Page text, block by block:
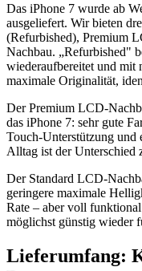
Das iPhone 7 wurde ab
ausgeliefert. Wir bieten
(Refurbished), Premium
Nachbau. „Refurbished"
wiederaufbereitet und mit
maximale Originalität,
Der Premium LCD-
das iPhone 7: sehr gute
Touch-Unterstützung und
Alltag ist der Unterschied
Der Standard LCD-
geringere maximale
Rate – aber voll
möglichst günstig wieder
Lieferumfang: